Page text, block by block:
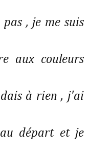
, je me suis
aux couleurs
à rien , j'ai
départ et je